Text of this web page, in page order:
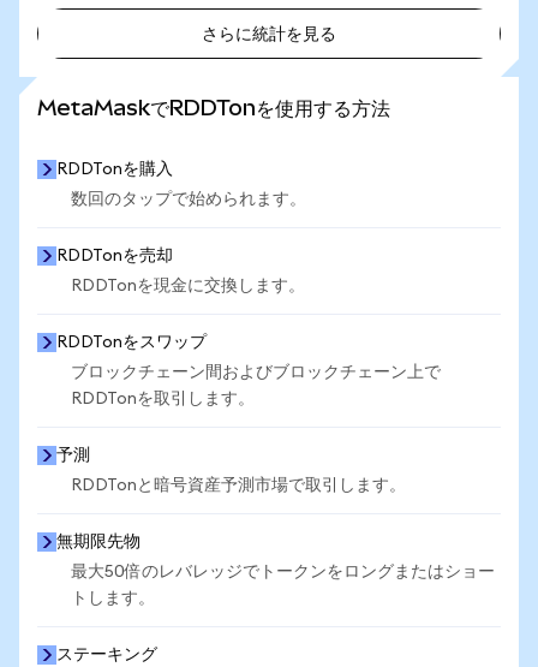
さらに統計を見る
MetaMaskでRDDTonを使用する方法
RDDTonを購入
数回のタップで始められます。
RDDTonを売却
RDDTonを現金に交換します。
RDDTonをスワップ
ブロックチェーン間およびブロックチェーン上で
RDDTonを取引します。
予測
RDDTonと暗号資産予測市場で取引します。
無期限先物
最大50倍のレバレッジでトークンをロングまたはショー
トします。
ステーキング